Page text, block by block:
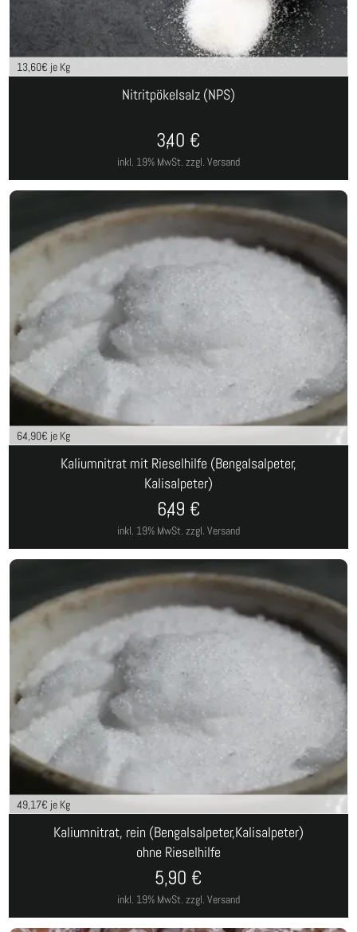
13,60€ je Kg
Nitritpökelsalz (NPS)
inkl. 19% MwSt. zzgl. Versand
3,40 €
64,90€ je Kg
Kaliumnitrat mit Rieselhilfe (Bengalsalpeter,
Kalisalpeter)
inkl. 19% MwSt. zzgl. Versand
6,49 €
49,17€ je Kg
Kaliumnitrat, rein (Bengalsalpeter,Kalisalpeter)
ohne Rieselhilfe
inkl. 19% MwSt. zzgl. Versand
5,90 €